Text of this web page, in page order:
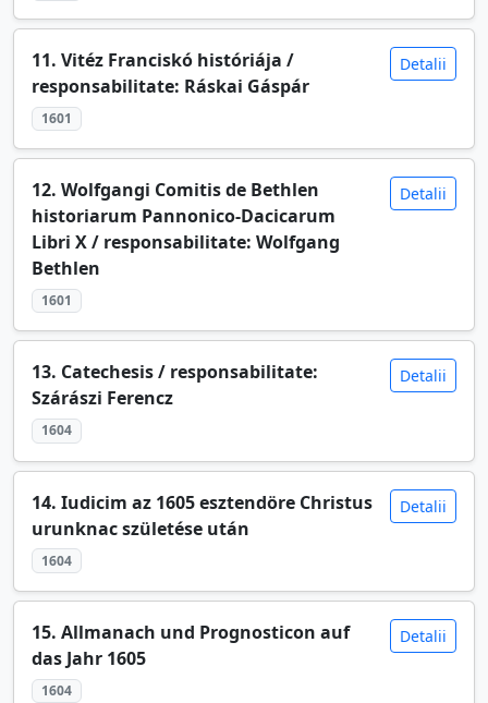
11. Vitéz Franciskó históriája /
responsabilitate: Ráskai Gáspár
1601
Detalii
12. Wolfgangi Comitis de Bethlen
historiarum Pannonico-Dacicarum
Libri X / responsabilitate: Wolfgang
Bethlen
1601
Detalii
13. Catechesis / responsabilitate:
Szárászi Ferencz
1604
Detalii
14. Iudicim az 1605 esztendöre Christus
urunknac születése után
1604
Detalii
15. Allmanach und Prognosticon auf
das Jahr 1605
1604
Detalii